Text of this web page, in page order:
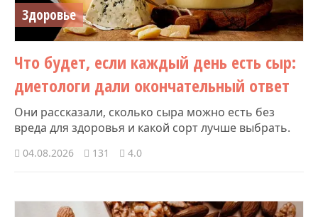
Здоровье
Что будет, если каждый день есть сыр:
диетологи дали окончательный ответ
Они рассказали, сколько сыра можно есть без
вреда для здоровья и какой сорт лучше выбрать.
04.08.2026 131 4.0